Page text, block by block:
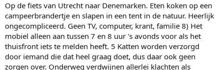
Op de fiets van Utrecht naar Denemarken. Eten koken op een
campeerbrandertje en slapen in een tent in de natuur. Heerlijk
ongecompliceerd. Geen TV, computer, krant, familie 8) Het
mobiel alleen aan tussen 7 en 8 uur 's avonds voor als het
thuisfront iets te melden heeft. 5 Katten worden verzorgd
door iemand die dat heel graag doet, dus daar ook geen
zorgen over. Onderweg verdwijnen allerlei klachten als